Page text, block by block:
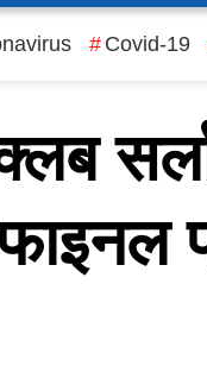
Covid-19
फाइनल